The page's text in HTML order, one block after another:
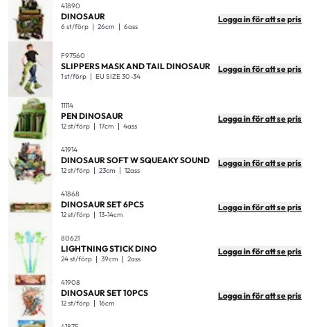
41890
DINOSAUR
6 st/förp 26cm 6ass
Logga in för att se pris
F97560
SLIPPERS MASK AND TAIL DINOSAUR
1 st/förp EU SIZE 30-34
Logga in för att se pris
11114
PEN DINOSAUR
12 st/förp 17cm 4ass
Logga in för att se pris
41914
DINOSAUR SOFT W SQUEAKY SOUND
12 st/förp 23cm 12ass
Logga in för att se pris
41868
DINOSAUR SET 6PCS
12 st/förp 13-14cm
Logga in för att se pris
80621
LIGHTNING STICK DINO
24 st/förp 39cm 2ass
Logga in för att se pris
41908
DINOSAUR SET 10PCS
12 st/förp 16cm
Logga in för att se pris